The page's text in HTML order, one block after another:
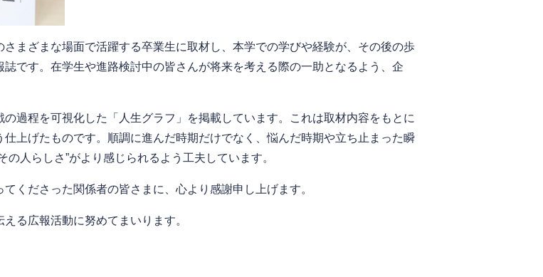
まざまな場面で活躍する卒業生に取材し、本学での学びや経験が、その後の歩
です。在学生や進路検討中の皆さんが将来を考える際の一助となるよう、企
過程を可視化した「人生グラフ」を掲載しています。これは取材内容をもとに
上げたものです。順調に進んだ時期だけでなく、悩んだ時期や立ち止まった瞬
人らしさ”がより感じられるよう工夫しています。
くださった関係者の皆さまに、心より感謝申し上げます。
る広報活動に努めてまいります。